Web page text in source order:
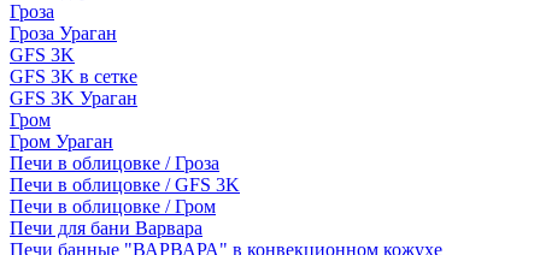
Гроза
Гроза Ураган
GFS 3K
GFS 3K в сетке
GFS 3K Ураган
Гром
Гром Ураган
Печи в облицовке / Гроза
Печи в облицовке / GFS 3K
Печи в облицовке / Гром
Печи для бани Варвара
Печи банные "ВАРВАРА" в конвекционном кожухе